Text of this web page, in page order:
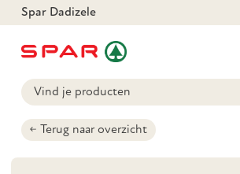
Spar Dadizele
Terug naar overzicht